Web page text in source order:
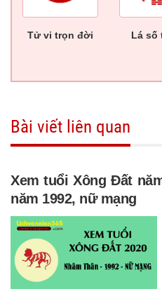
Tử vi trọn đời Lá số
Bài viết liên quan
Xem tuổi Xông Đất
năm 1992, nữ mạng